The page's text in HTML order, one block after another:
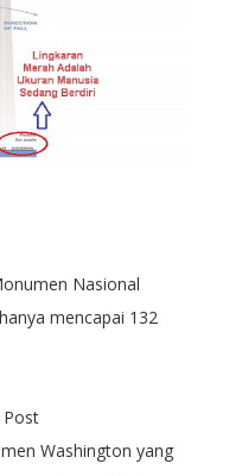
Nasional
mencapai 132
Post
Washington yang